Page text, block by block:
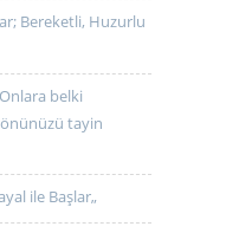
Bereketli, Huzurlu
belki
tayin
ile Başlar„